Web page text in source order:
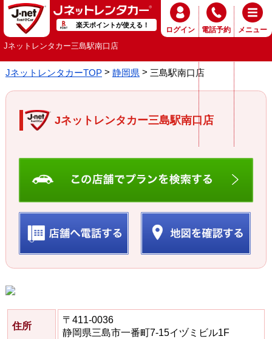
楽天ポイントが使える！
ログイン 電話予約 メニュー
Jネットレンタカー三島駅南口店
JネットレンタカーTOP 静岡県 三島駅南口店
Jネットレンタカー三島駅南口店
住所
〒411-0036
静岡県三島市一番町7-15イヅミビル1F